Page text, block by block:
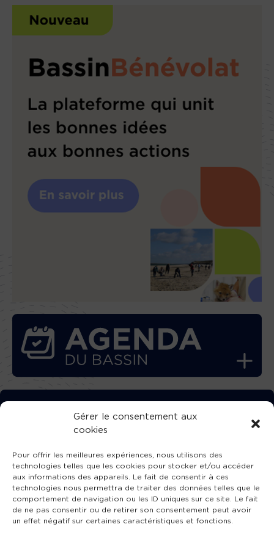
Gérer le consentement aux
cookies
Pour offrir les meilleures expériences, nous utilisons des
technologies telles que les cookies pour stocker et/ou accéder
aux informations des appareils. Le fait de consentir à ces
technologies nous permettra de traiter des données telles que le
comportement de navigation ou les ID uniques sur ce site. Le fait
de ne pas consentir ou de retirer son consentement peut avoir
un effet négatif sur certaines caractéristiques et fonctions.
TÉLÉCHARGEZ GRATUITEMENT
L’APPLICATION TVBA !
SUIVEZ-NOUS !